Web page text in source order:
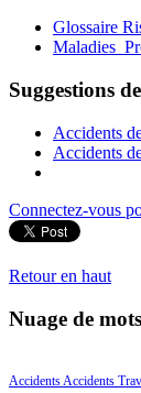
Glossaire
Suggestions
Accidents
Accidents
Connectez-vous
Retour en haut
Nuage de
AccidentsAccidents